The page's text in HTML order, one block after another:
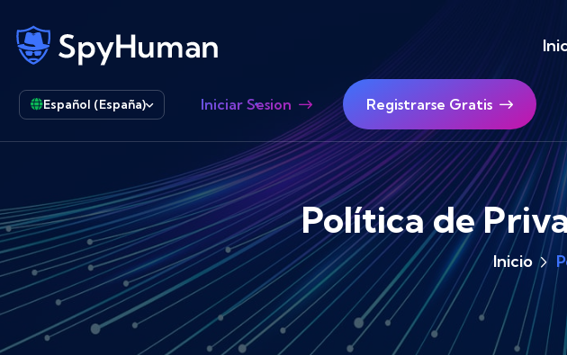
Español (España) Iniciar Sesion Registrarse Gratis
Política de
Inicio